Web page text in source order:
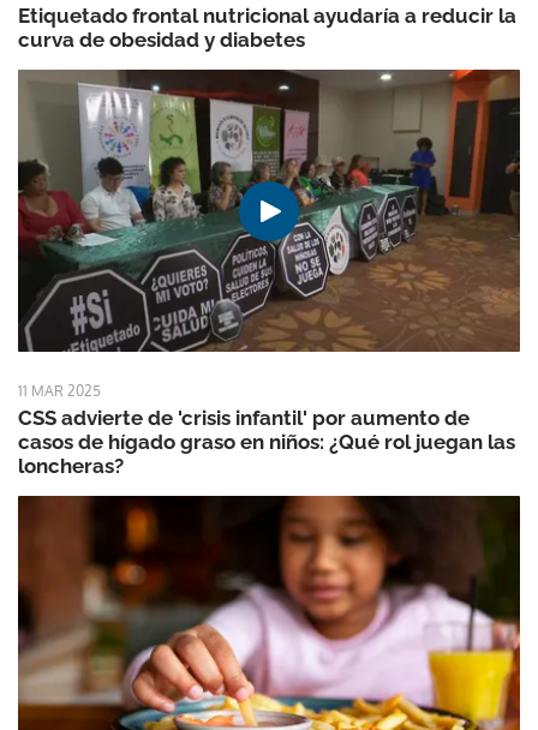
Etiquetado frontal nutricional ayudaría a reducir la
curva de obesidad y diabetes
11 MAR 2025
CSS advierte de 'crisis infantil' por aumento de
casos de hígado graso en niños: ¿Qué rol juegan las
loncheras?